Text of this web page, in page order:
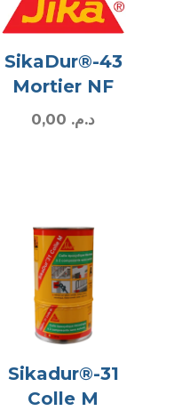
SikaDur®-43
Mortier NF
د.م.
Sikadur®-31
Colle M